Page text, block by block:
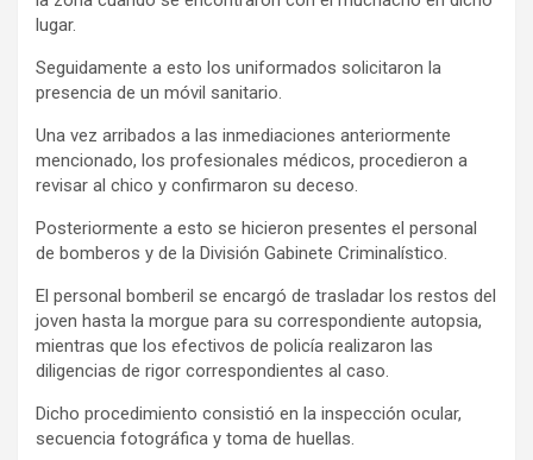
lugar.
Seguidamente a esto los uniformados solicitaron la
presencia de un móvil sanitario.
Una vez arribados a las inmediaciones anteriormente
mencionado, los profesionales médicos, procedieron a
revisar al chico y confirmaron su deceso.
Posteriormente a esto se hicieron presentes el personal
de bomberos y de la División Gabinete Criminalístico.
El personal bomberil se encargó de trasladar los restos del
joven hasta la morgue para su correspondiente autopsia,
mientras que los efectivos de policía realizaron las
diligencias de rigor correspondientes al caso.
Dicho procedimiento consistió en la inspección ocular,
secuencia fotográfica y toma de huellas.